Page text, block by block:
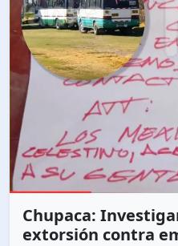
Chupaca:
extorsión contra